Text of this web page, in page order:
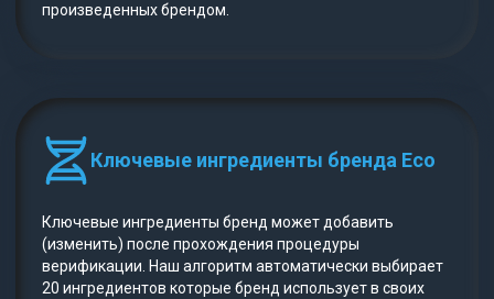
произведенных брендом.
Ключевые ингредиенты бренда Eco
Ключевые ингредиенты бренд может добавить
(изменить) после прохождения процедуры
верификации. Наш алгоритм автоматически выбирает
20 ингредиентов которые бренд использует в своих